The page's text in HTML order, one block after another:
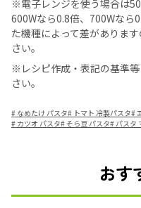
※電子レンジを使う場合は
600Wなら0.8倍、700Wなら
た機種によって差がありま
さい。
※レシピ作成・表記の基準等
さい。
# なめたけ パスタ# トマト 冷製パスタ#
# カツオ パスタ#そら豆 パスタ#パスタ
おす